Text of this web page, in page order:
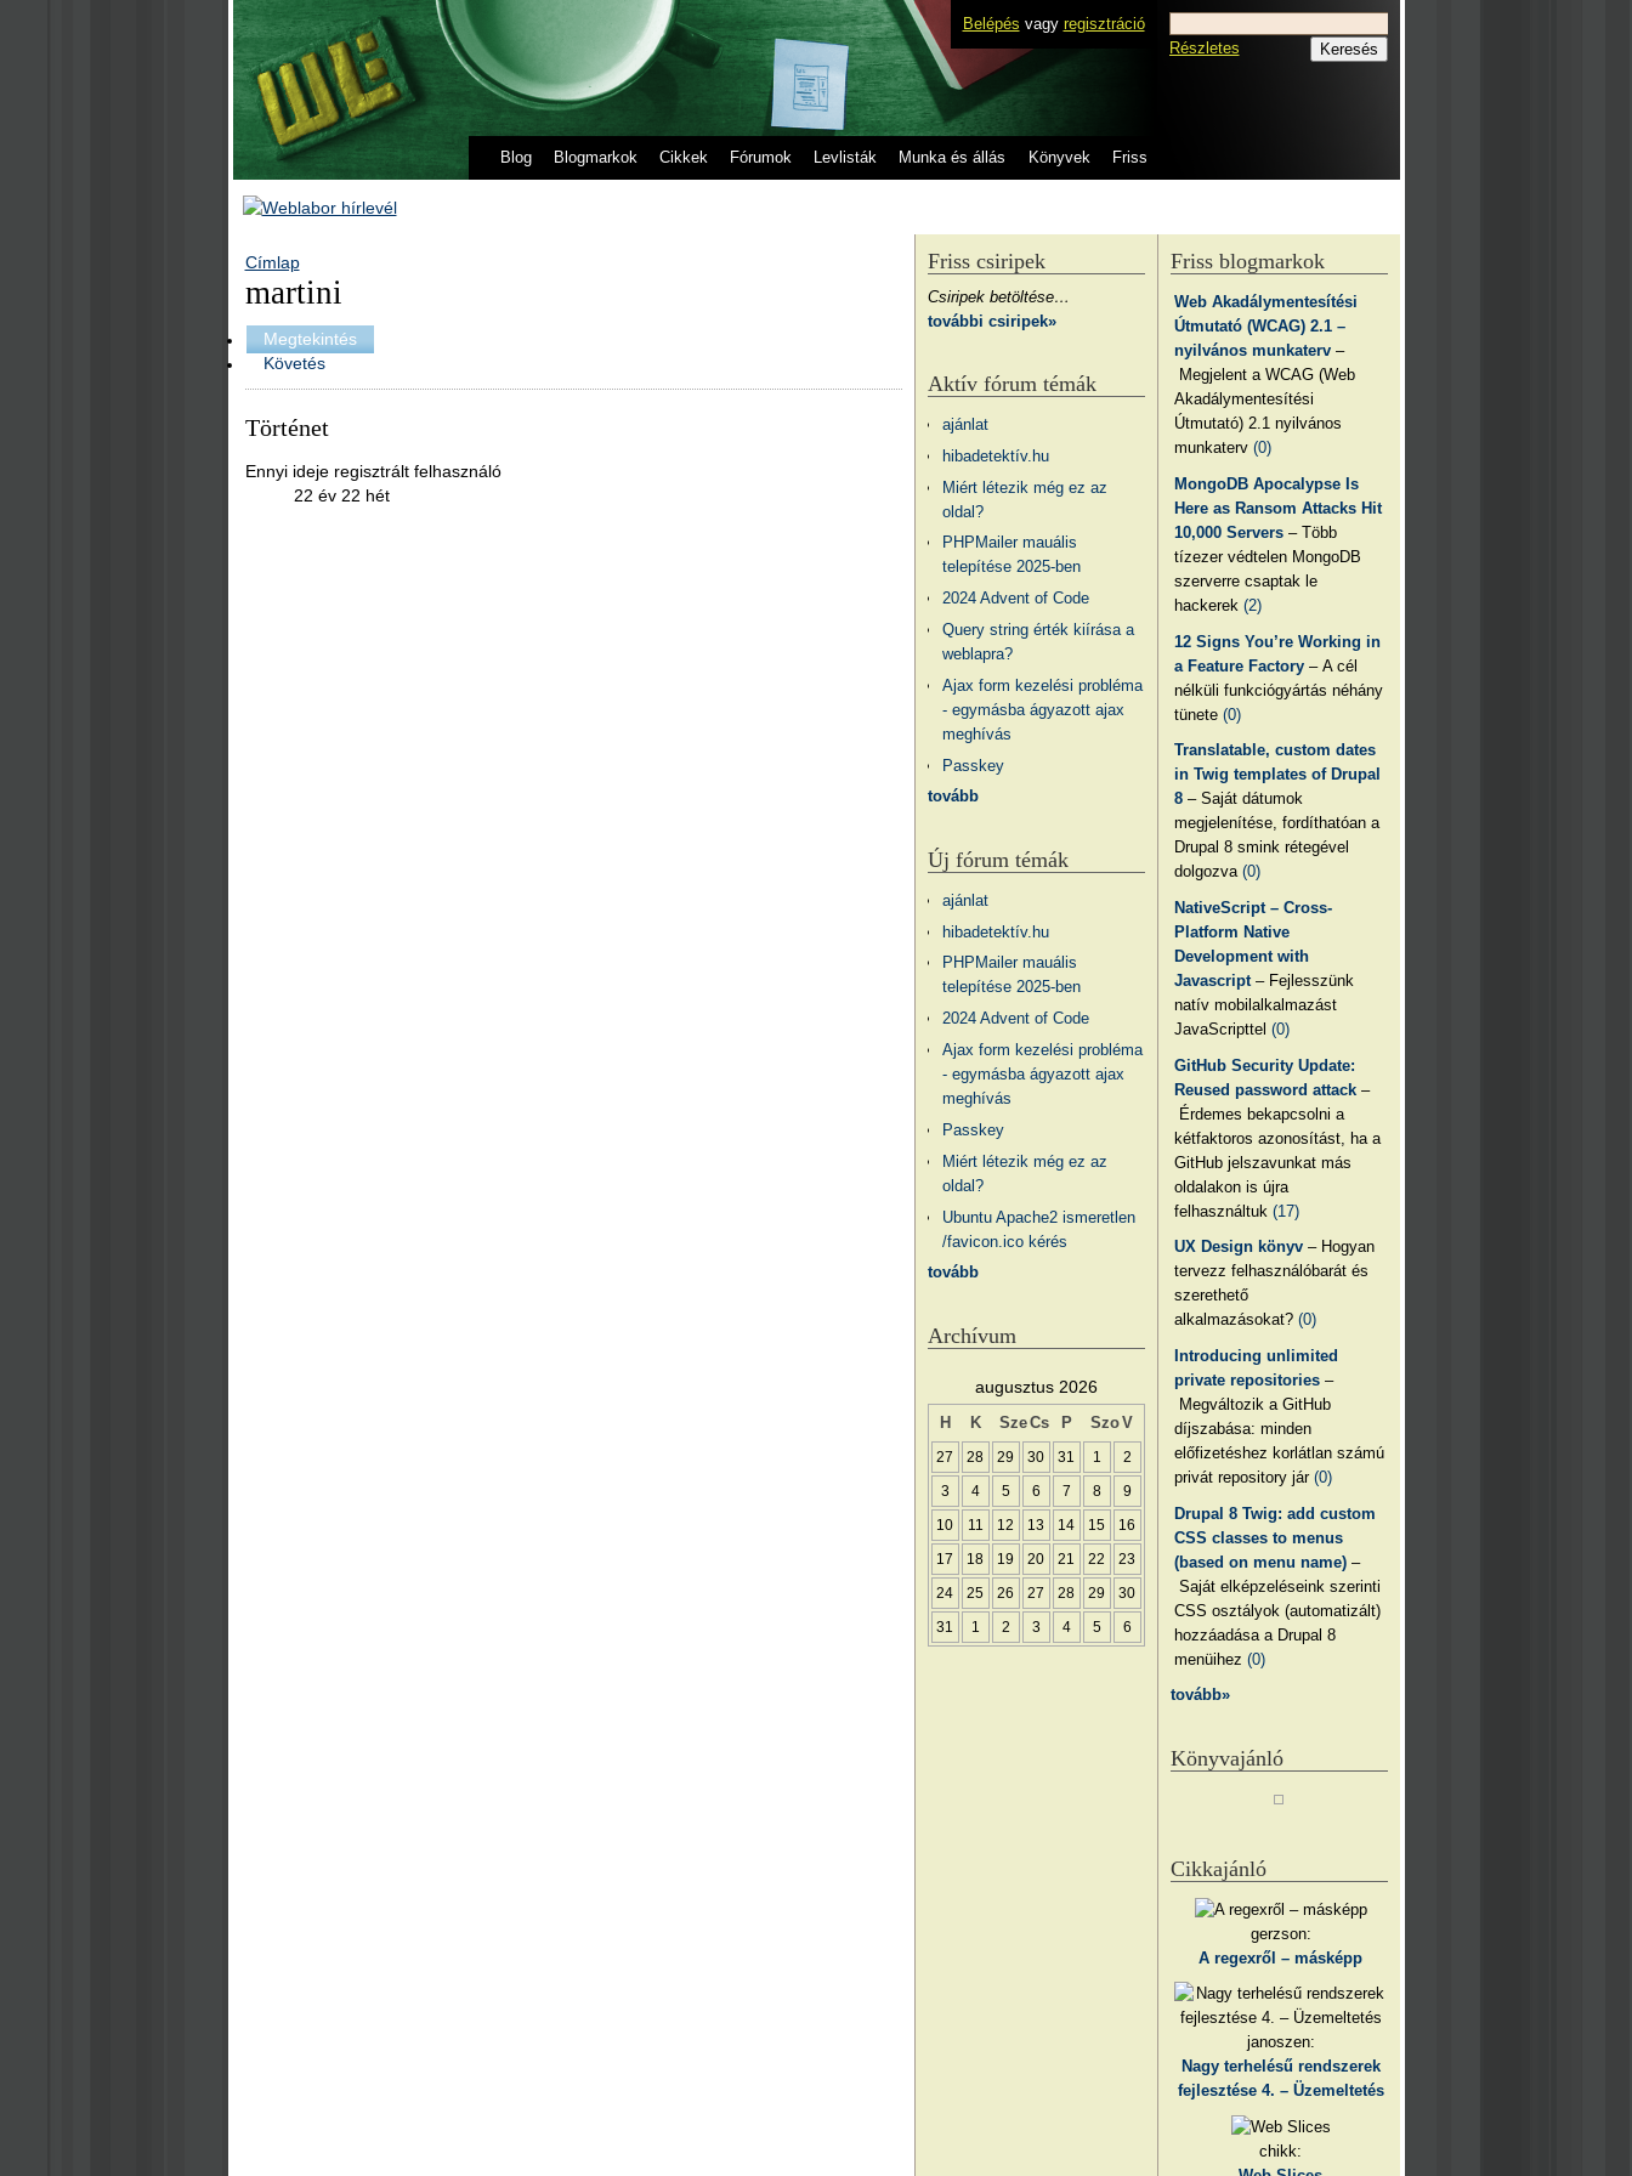
Belépés vagy regisztráció
Blog Blogmarkok Cikkek Fórumok Levlisták Munka és állás Könyvek Friss
Részletes
Címlap
martini
Megtekintés
Követés
Történet
Ennyi ideje regisztrált felhasználó
22 év 22 hét
Friss blogmarkok
Web Akadálymentesítési
Útmutató (WCAG) 2.1 –
nyilvános munkaterv –
Megjelent a WCAG (Web
Akadálymentesítési
Útmutató) 2.1 nyilvános
munkaterv(0)
MongoDB Apocalypse Is
Here as Ransom Attacks Hit
10,000 Servers – Több
tízezer védtelen MongoDB
szerverre csaptak le
hackerek(2)
12 Signs You’re Working in
a Feature Factory – A cél
nélküli funkciógyártás néhány
tünete(0)
Translatable, custom dates
in Twig templates of Drupal
8 – Saját dátumok
megjelenítése, fordíthatóan a
Drupal 8 smink rétegével
dolgozva(0)
NativeScript – Cross-
Platform Native
Development with
Javascript – Fejlesszünk
natív mobilalkalmazást
JavaScripttel(0)
GitHub Security Update:
Reused password attack –
Érdemes bekapcsolni a
kétfaktoros azonosítást, ha a
GitHub jelszavunkat más
oldalakon is újra
felhasználtuk(17)
UX Design könyv – Hogyan
tervezz felhasználóbarát és
szerethető
alkalmazásokat?(0)
Introducing unlimited
private repositories –
Megváltozik a GitHub
díjszabása: minden
előfizetéshez korlátlan számú
privát repository jár(0)
Drupal 8 Twig: add custom
CSS classes to menus
(based on menu name) –
Saját elképzeléseink szerinti
CSS osztályok (automatizált)
hozzáadása a Drupal 8
menüihez(0)
tovább»
Könyvajánló
Cikkajánló
gerzson:
A regexről – másképp
janoszen:
Nagy terhelésű rendszerek
fejlesztése 4. – Üzemeltetés
chikk:
Friss csiripek
Csiripek betöltése…
további csiripek»
Aktív fórum témák
ajánlat
hibadetektív.hu
Miért létezik még ez az
oldal?
PHPMailer mauális
telepítése 2025-ben
2024 Advent of Code
Query string érték kiírása a
weblapra?
Ajax form kezelési probléma
- egymásba ágyazott ajax
meghívás
Passkey
tovább
Új fórum témák
ajánlat
hibadetektív.hu
PHPMailer mauális
telepítése 2025-ben
2024 Advent of Code
Ajax form kezelési probléma
- egymásba ágyazott ajax
meghívás
Passkey
Miért létezik még ez az
oldal?
Ubuntu Apache2 ismeretlen
/favicon.ico kérés
tovább
Archívum
augusztus 2026
H K SzeCs P SzoV
27 28 29 30 31 1 2
3 4 5 6 7 8 9
10 11 12 13 14 15 16
17 18 19 20 21 22 23
24 25 26 27 28 29 30
31 1 2 3 4 5 6